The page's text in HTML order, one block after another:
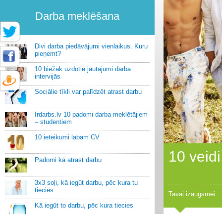
Darba meklēšana
Divi darba piedāvājumi vienlaikus. Kuru
pieņemt?
10 biežāk uzdotie jautājumi darba
intervijās
Sociālie tīkli var palīdzēt atrast darbu
Irdarbs.lv 10 padomi darba meklētājiem
– studentiem
10 ieteikumi labam CV
Padomi kā atrast darbu
3x3 soļi, kā iegūt darbu, pēc kura tu
tiecies
Kā iegūt to darbu, pēc kura tiecies
10
Tavai izaugsmei